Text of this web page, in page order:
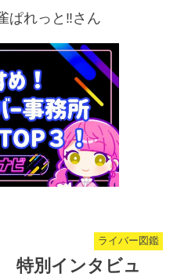
ぱれっと‼︎さん
ライバー図鑑
特別インタビュ